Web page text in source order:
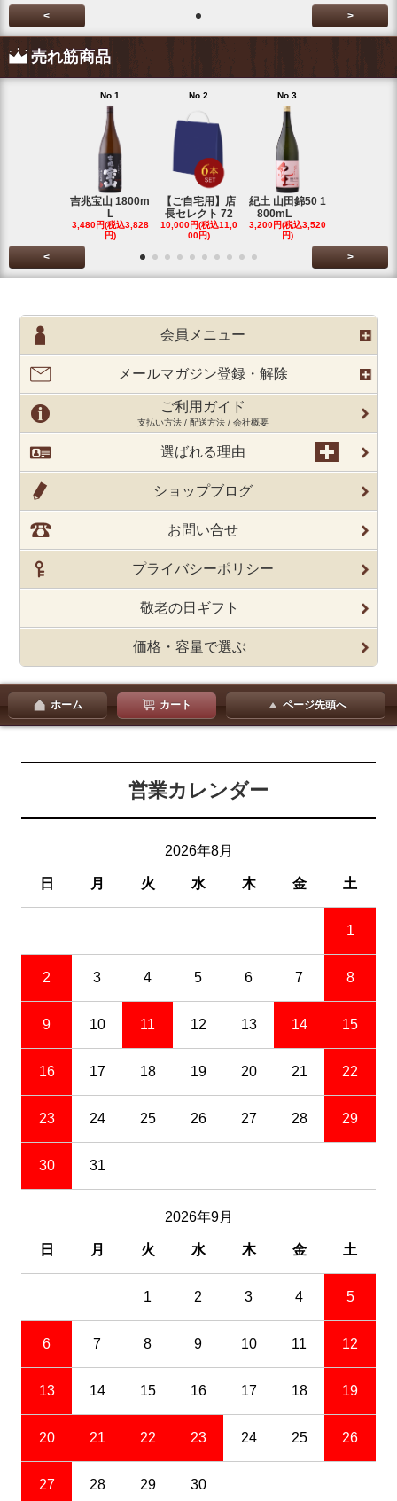
< >
売れ筋商品
No.1
吉兆宝山 1800m
L
3,480円(税込3,828
円)
No.2
【ご自宅用】店
長セレクト 72
10,000円(税込11,0
00円)
No.3
紀土 山田錦50 1
800mL
3,200円(税込3,520
円)
< >
会員メニュー
メールマガジン登録・解除
ご利用ガイド
支払い方法 / 配送方法 / 会社概要
選ばれる理由
ショップブログ
お問い合せ
プライバシーポリシー
敬老の日ギフト
価格・容量で選ぶ
ホーム カート ページ先頭へ
営業カレンダー
2026年8月
日 月 火 水 木 金 土
1
2 3 4 5 6 7 8
9 10 11 12 13 14 15
16 17 18 19 20 21 22
23 24 25 26 27 28 29
30 31
2026年9月
日 月 火 水 木 金 土
1 2 3 4 5
6 7 8 9 10 11 12
13 14 15 16 17 18 19
20 21 22 23 24 25 26
27 28 29 30